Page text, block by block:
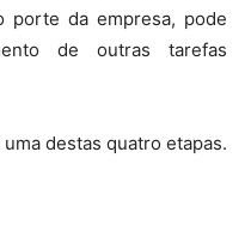
porte da empresa, pode
de outras tarefas
destas quatro etapas.